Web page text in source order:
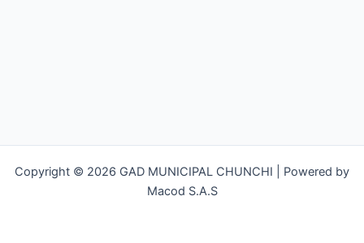
Copyright © 2026 GAD MUNICIPAL CHUNCHI | Powered by
Macod S.A.S